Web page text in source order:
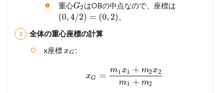
重心G2 はOBの中点なので、座標は
(0,4/2) = (0, 2)
全体の重心座標の計算
x座標xG :
xG =
m1 x1 + m2x2
m1 + m2